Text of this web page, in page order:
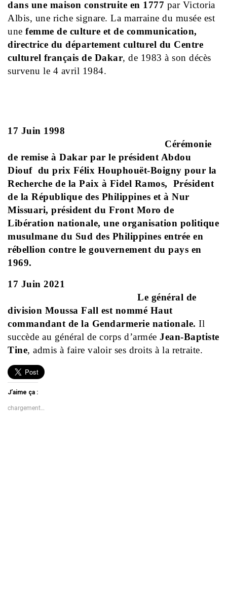
dans une maison construite en 1777 par Victoria
Albis, une riche signare. La marraine du musée est
une femme de culture et de communication,
directrice du département culturel du Centre
culturel français de Dakar, de 1983 à son décès
survenu le 4 avril 1984.
17 Juin 1998
Cérémonie
de remise à Dakar par le président Abdou
Diouf du prix Félix Houphouët-Boigny pour la
Recherche de la Paix à Fidel Ramos, Président
de la République des Philippines et à Nur
Missuari, président du Front Moro de
Libération nationale, une organisation politique
musulmane du Sud des Philippines entrée en
rébellion contre le gouvernement du pays en
1969.
17 Juin 2021
Le général de
division Moussa Fall est nommé Haut
commandant de la Gendarmerie nationale. Il
succède au général de corps d’armée Jean-Baptiste
Tine, admis à faire valoir ses droits à la retraite.
J’aime ça :
chargement…